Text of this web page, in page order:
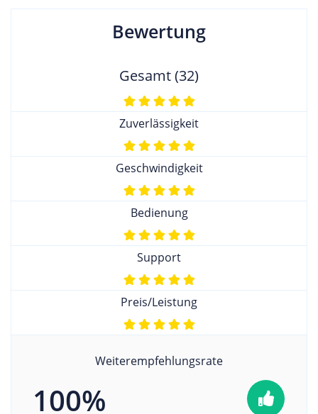
Bewertung
Gesamt (32)
Zuverlässigkeit
Geschwindigkeit
Bedienung
Support
Preis/Leistung
Weiterempfehlungsrate
100%